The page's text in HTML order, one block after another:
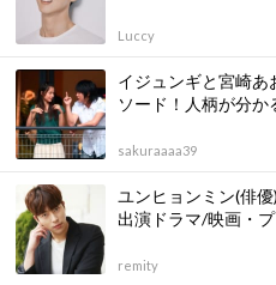
Luccy
イジュンギと宮崎
ソード！人柄が分か
sakuraaaa39
ユンヒョンミン(俳
出演ドラマ/映画・
remity